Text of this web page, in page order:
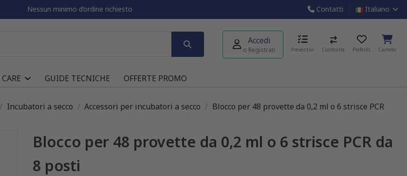
Nessun minimo d’ordine richiesto Contatti Italiano
Accedi
o Registrati Preventivi Confronta Preferiti Carrello
GUIDE TECNICHE OFFERTE PROMO
Incubatori a secco Accessori per incubatori a secco
Blocco per 48 provette da 0,2 ml o 6 strisce PCR
Blocco per 48 provette da 0,2 ml o 6 strisce PCR da
8 posti